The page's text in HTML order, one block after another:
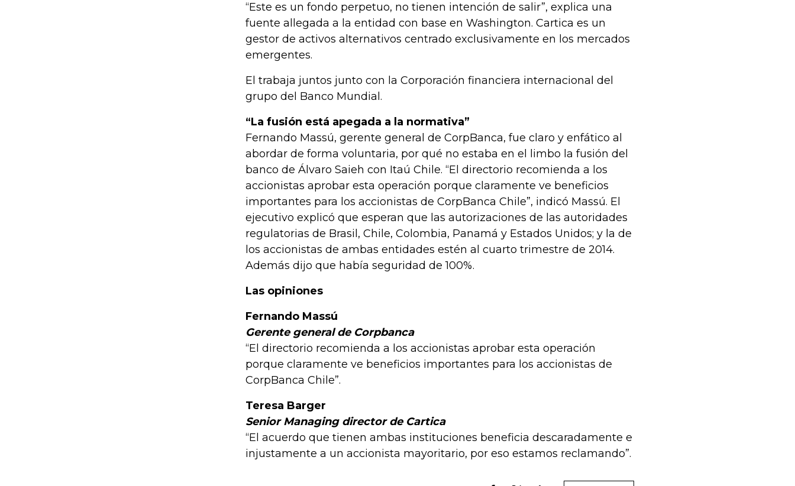
“Este es un fondo perpetuo, no tienen intención de salir”, explica una
fuente allegada a la entidad con base en Washington. Cartica es un
gestor de activos alternativos centrado exclusivamente en los mercados
emergentes.
El trabaja juntos junto con la Corporación financiera internacional del
grupo del Banco Mundial.
“La fusión está apegada a la normativa”
Fernando Massú, gerente general de CorpBanca, fue claro y enfático al
abordar de forma voluntaria, por qué no estaba en el limbo la fusión del
banco de Álvaro Saieh con Itaú Chile. “El directorio recomienda a los
accionistas aprobar esta operación porque claramente ve beneficios
importantes para los accionistas de CorpBanca Chile”, indicó Massú. El
ejecutivo explicó que esperan que las autorizaciones de las autoridades
regulatorias de Brasil, Chile, Colombia, Panamá y Estados Unidos; y la de
los accionistas de ambas entidades estén al cuarto trimestre de 2014.
Además dijo que había seguridad de 100%.
Las opiniones
Fernando Massú
Gerente general de Corpbanca
“El directorio recomienda a los accionistas aprobar esta operación
porque claramente ve beneficios importantes para los accionistas de
CorpBanca Chile”.
Teresa Barger
Senior Managing director de Cartica
“El acuerdo que tienen ambas instituciones beneficia descaradamente e
injustamente a un accionista mayoritario, por eso estamos reclamando”.